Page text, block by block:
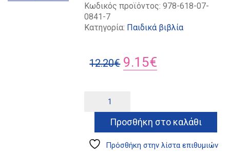
Κωδικός προϊόντος:978-618-07-
0841-7
Κατηγορία: Παιδικά βιβλία
12.20€ Original
12.20€.
9.15€
είναι:
9.15€.
γατούλα
μου
ποσότηταΠροσθήκη στο καλάθι
Πρόσθήκη στην λίστα επιθυμιών